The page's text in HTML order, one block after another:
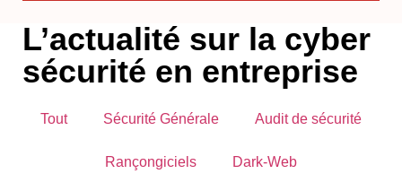
L’actualité sur la cyber
sécurité en entreprise
Tout Sécurité Générale Audit de sécurité
Rançongiciels Dark-Web